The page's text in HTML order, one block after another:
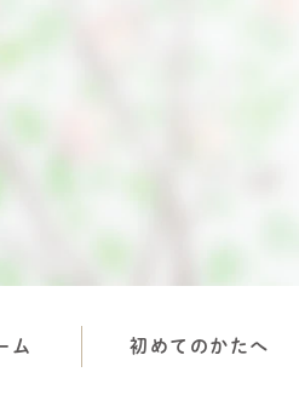
ム 初めてのかたへ